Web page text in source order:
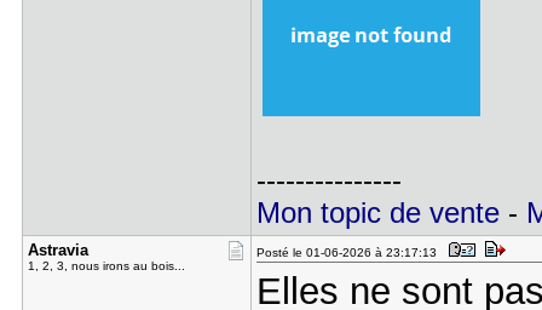
---------------
Mon topic de vente-
Astravia
1, 2, 3, nous irons au bois...
Posté le 01-06-2026 à 23:17:13
Elles ne sont